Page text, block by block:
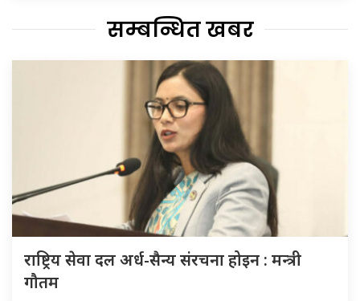
सम्बन्धित खबर
राष्ट्रिय सेवा दल अर्ध-सैन्य संरचना होइन : मन्त्री
गौतम